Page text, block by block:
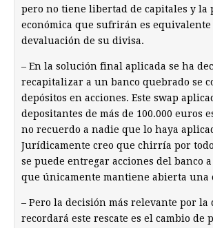
pero no tiene libertad de capitales y la
económica que sufrirán es equivalente
devaluación de su divisa.
– En la solución final aplicada se ha
recapitalizar a un banco quebrado se
depósitos en acciones. Este swap
depositantes de más de 100.000 euros
no recuerdo a nadie que lo haya
Jurídicamente creo que chirría por
se puede entregar acciones del banco
que únicamente mantiene abierta una
– Pero la decisión más relevante por la
recordará este rescate es el cambio de